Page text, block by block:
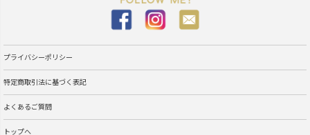
プライバシーポリシー
特定商取引法に基づく表記
よくあるご質問
トップへ